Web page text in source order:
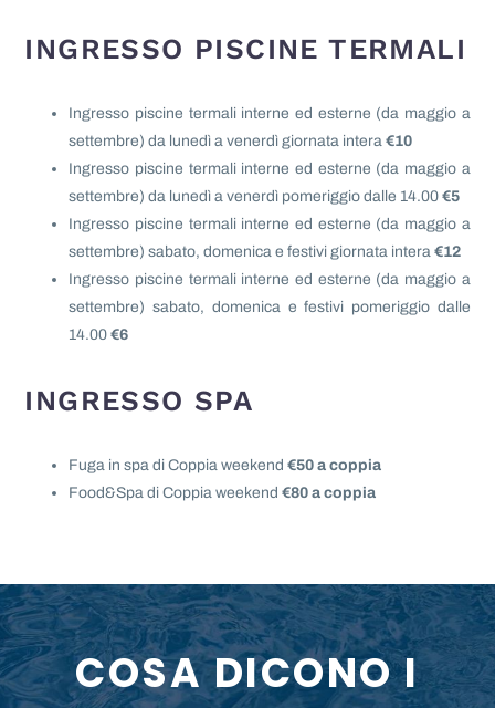
INGRESSO PISCINE TERMALI
Ingresso piscine termali interne ed esterne (da maggio a
settembre) da lunedì a venerdì giornata intera€10
Ingresso piscine termali interne ed esterne (da maggio a
settembre) da lunedì a venerdì pomeriggio dalle 14.00 €5
Ingresso piscine termali interne ed esterne (da maggio a
settembre) sabato, domenica e festivi giornata intera€12
Ingresso piscine termali interne ed esterne (da maggio a
settembre) sabato, domenica e festivi pomeriggio dalle
14.00€6
INGRESSO SPA
Fuga in spa di Coppia weekend€50 a coppia
Food&Spa di Coppia weekend€80 a coppia
COSA DICONO I